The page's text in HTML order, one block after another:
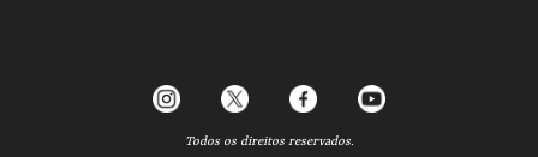
Todos os direitos reservados.